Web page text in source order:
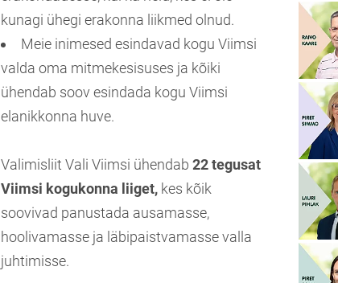
kunagi ühegi erakonna liikmed olnud.
Meie inimesed esindavad kogu Viimsi
valda oma mitmekesisuses ja kõiki
ühendab soov esindada kogu Viimsi
elanikkonna huve.
Valimisliit Vali Viimsi ühendab 22 tegusat
Viimsi kogukonna liiget, kes kõik
soovivad panustada ausamasse,
hoolivamasse ja läbipaistvamasse valla
juhtimisse.